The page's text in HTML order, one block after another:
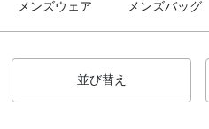
メンズウェア メンズバッグ
並び替え